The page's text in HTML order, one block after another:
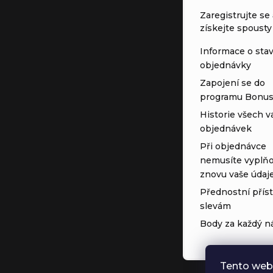
Tento
Zaregistrujte se
získejte spousty
Informace o
objednávky
Zapojení se do
programu
Historie všech
objednávek
Při objednávce
nemusíte
znovu vaše
Přednostní
slevám
Body za každý